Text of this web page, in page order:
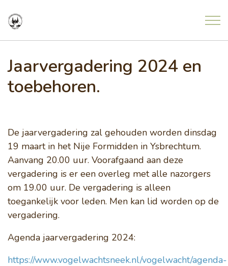
Home
Nieuws
Agenda
Project Freonen fan de Greide
Contact
Nazorg en broedzorg
Jaarvergadering 2024 en
toebehoren.
De jaarvergadering zal gehouden worden dinsdag
19 maart in het Nije Formidden in Ysbrechtum.
Aanvang 20.00 uur. Voorafgaand aan deze
vergadering is er een overleg met alle nazorgers
om 19.00 uur. De vergadering is alleen
toegankelijk voor leden. Men kan lid worden op de
vergadering.
Agenda jaarvergadering 2024:
https://www.vogelwachtsneek.nl/vogelwacht/agenda-